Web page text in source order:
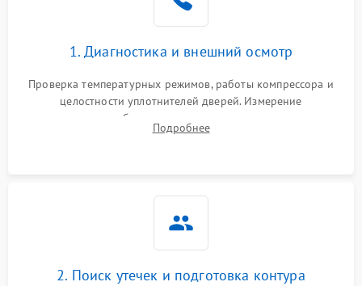
1. Диагностика и внешний осмотр
Проверка температурных режимов, работы компрессора и
целостности уплотнителей дверей. Измерение
сопротивления обмоток мотора, проверка термостата и
считывание кодов ошибок с электронного дисплея.
Подробнее
2. Поиск утечек и подготовка контура